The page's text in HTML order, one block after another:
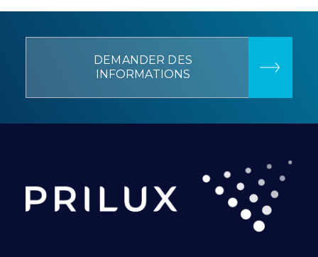
DEMANDER DES
INFORMATIONS